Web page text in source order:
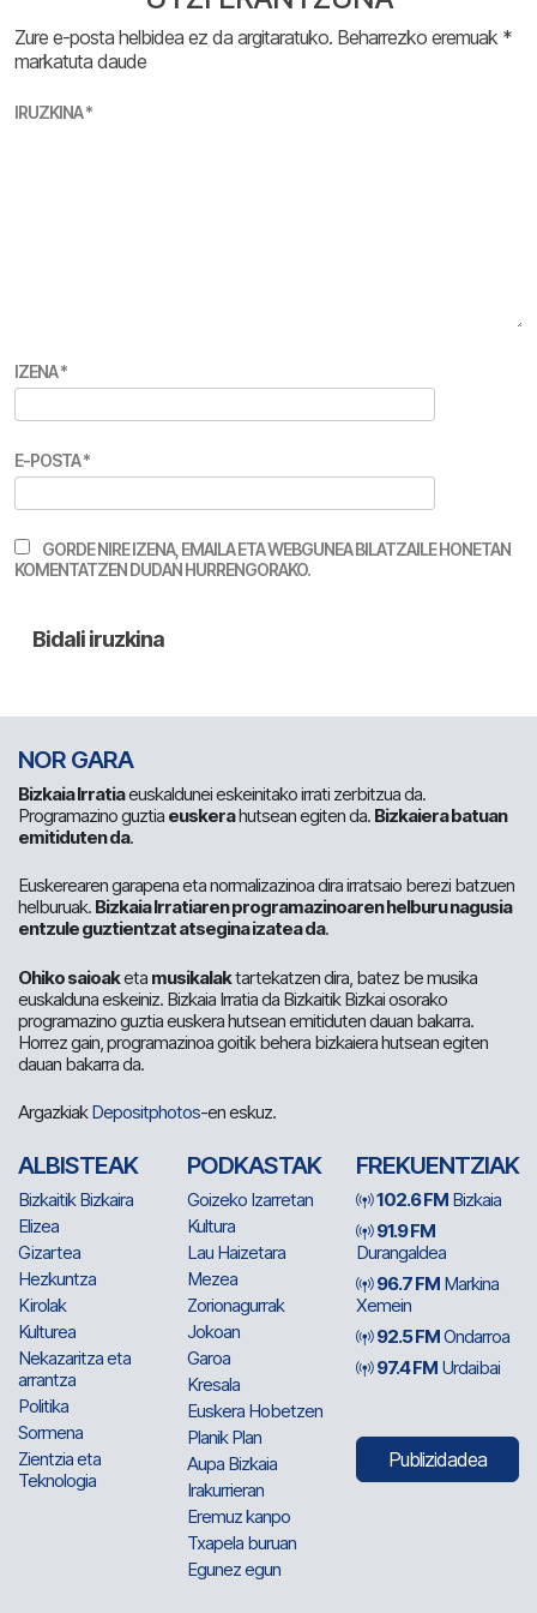
Zure e-posta helbidea ez da argitaratuko. Beharrezko eremuak *
markatuta daude
IRUZKINA*
IZENA*
E-POSTA*
GORDE NIRE IZENA, EMAILA ETA WEBGUNEA BILATZAILE HONETAN
KOMENTATZEN DUDAN HURRENGORAKO.
NOR GARA
Bizkaia Irratiaeuskaldunei eskeinitako irrati zerbitzua da.
Programazino guztia euskerahutsean egiten da. Bizkaiera batuan
emitiduten da.
Euskerearen garapena eta normalizazinoa dira irratsaio berezi batzuen
helburuak. Bizkaia Irratiaren programazinoaren helburu nagusia
entzule guztientzat atsegina izatea da.
Ohiko saioaketa musikalaktartekatzen dira, batez be musika
euskalduna eskeiniz. Bizkaia Irratia da Bizkaitik Bizkai osorako
programazino guztia euskera hutsean emitiduten dauan bakarra.
Horrez gain, programazinoa goitik behera bizkaiera hutsean egiten
dauan bakarra da.
ArgazkiakDepositphotos-en eskuz.
ALBISTEAK
Bizkaitik Bizkaira
Elizea
Gizartea
Hezkuntza
Kirolak
Kulturea
Nekazaritza eta
arrantza
Politika
Sormena
Zientzia eta
Teknologia
PODKASTAK
Goizeko Izarretan
Kultura
Lau Haizetara
Mezea
Zorionagurrak
Jokoan
Garoa
Kresala
Euskera Hobetzen
Planik Plan
Aupa Bizkaia
Irakurrieran
Eremuz kanpo
Txapela buruan
Egunez egun
FREKUENTZIAK
102.6 FM Bizkaia
91.9 FM
Durangaldea
96.7 FM Markina
Xemein
92.5 FMOndarroa
97.4 FM Urdaibai
Publizidadea